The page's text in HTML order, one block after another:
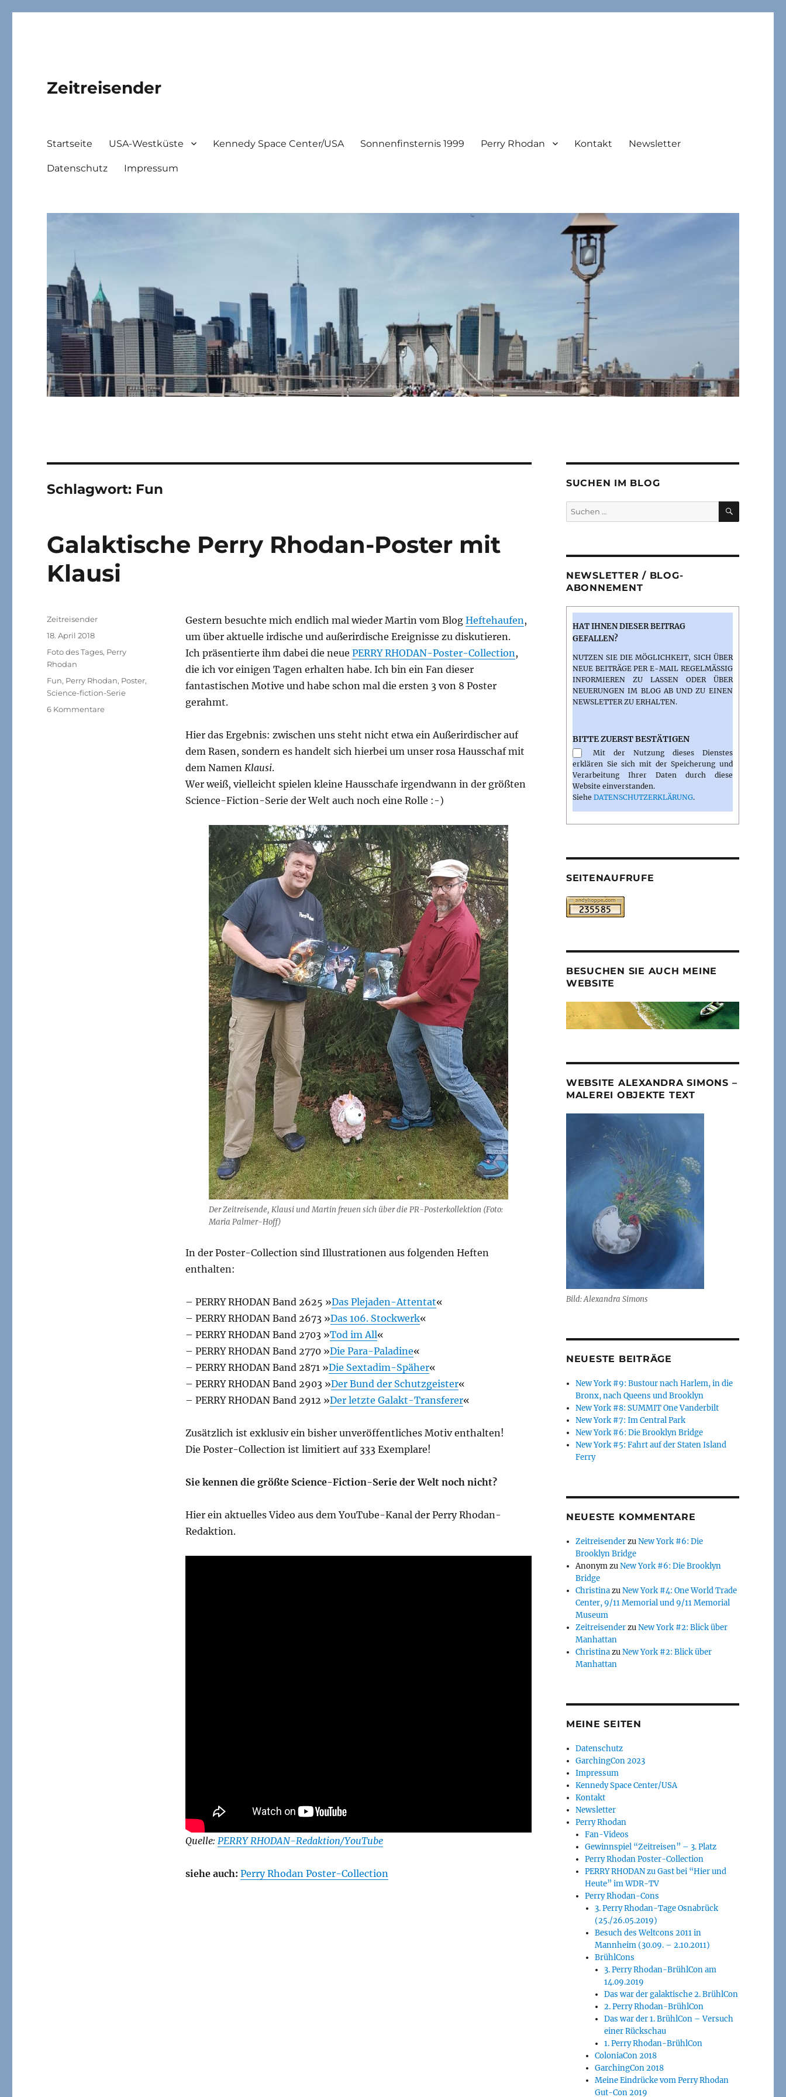
Zeitreisender
Startseite USA-Westküste Kennedy Space Center/USA Sonnenfinsternis 1999 Perry Rhodan Kontakt Newsletter
Datenschutz Impressum
Schlagwort: Fun
Galaktische Perry Rhodan-Poster mit
Klausi
Gestern besuchte mich endlich mal wieder Martin vom Blog Heftehaufen ,
um über aktuelle irdische und außerirdische Ereignisse zu diskutieren.
Ich präsentierte ihm dabei die neue PERRY RHODAN-Poster-Collection ,
die ich vor einigen Tagen erhalten habe. Ich bin ein Fan dieser
fantastischen Motive und habe schon mal die ersten 3 von 8 Poster
gerahmt.
Hier das Ergebnis: zwischen uns steht nicht etwa ein Außerirdischer auf
dem Rasen, sondern es handelt sich hierbei um unser rosa Hausschaf mit
dem Namen Klausi.
Wer weiß, vielleicht spielen kleine Hausschafe irgendwann in der größten
Science-Fiction-Serie der Welt auch noch eine Rolle :-)
Der Zeitreisende, Klausi und Martin freuen sich über die PR-Posterkollektion (Foto:
Maria Palmer-Hoff)
In der Poster-Collection sind Illustrationen aus folgenden Heften
enthalten:
– PERRY RHODAN Band 2625 »Das Plejaden-Attentat«
– PERRY RHODAN Band 2673 »Das 106. Stockwerk«
– PERRY RHODAN Band 2703 »Tod im All«
– PERRY RHODAN Band 2770 »Die Para-Paladine«
– PERRY RHODAN Band 2871 »Die Sextadim-Späher«
– PERRY RHODAN Band 2903 »Der Bund der Schutzgeister«
– PERRY RHODAN Band 2912 »Der letzte Galakt-Transferer«
Zusätzlich ist exklusiv ein bisher unveröffentliches Motiv enthalten!
Die Poster-Collection ist limitiert auf 333 Exemplare!
Sie kennen die größte Science-Fiction-Serie der Welt noch nicht?
Hier ein aktuelles Video aus dem YouTube-Kanal der Perry Rhodan-
Redaktion.
Quelle: PERRY RHODAN-Redaktion/YouTube
siehe auch: Perry Rhodan Poster-Collection
Autor
Zeitreisender
Veröffentlicht
18. April 2018
Kategorien
Foto des Tages, Perry
Rhodan
Schlagwörter
Fun, Perry Rhodan, Poster,
Science-fiction-Serie
6 Kommentarezu
SUCHEN IM BLOG
Suchen
nach:
SUCHEN
NEWSLETTER / BLOG-
ABONNEMENT
HAT IHNEN DIESER BEITRAG
GEFALLEN?
NUTZEN SIE DIE MÖGLICHKEIT, SICH ÜBER
NEUE BEITRÄGE PER E-MAIL REGELMÄSSIG I
NFORMIEREN ZU LASSEN ODER ÜBER N
EUERUNGEN IM BLOG AB UND ZU EINEN N
EWSLETTER ZU ERHALTEN.
BITTE ZUERST BESTÄTIGEN
Mit der Nutzung dieses Dienstes
erklären Sie sich mit der Speicherung und
Verarbeitung Ihrer Daten durch diese
Website einverstanden.
Siehe DATENSCHUTZERKLÄRUNG.
SEITENAUFRUFE
BESUCHEN SIE AUCH MEINE
WEBSITE
WEBSITE ALEXANDRA SIMONS –
MALEREI OBJEKTE TEXT
Bild: Alexandra Simons
NEUESTE BEITRÄGE
New York #9: Bustour nach Harlem, in die
Bronx, nach Queens und Brooklyn
New York #8: SUMMIT One Vanderbilt
New York #7: Im Central Park
New York #6: Die Brooklyn Bridge
New York #5: Fahrt auf der Staten Island
Ferry
NEUESTE KOMMENTARE
ZeitreisenderzuNew York #6: Die
Brooklyn Bridge
AnonymzuNew York #6: Die Brooklyn
Bridge
ChristinazuNew York #4: One World Trade
Center, 9/11 Memorial und 9/11 Memorial
Museum
ZeitreisenderzuNew York #2: Blick über
Manhattan
ChristinazuNew York #2: Blick über
Manhattan
MEINE SEITEN
Datenschutz
GarchingCon 2023
Impressum
Kennedy Space Center/USA
Kontakt
Newsletter
Perry Rhodan
Fan-Videos
Gewinnspiel “Zeitreisen” – 3. Platz
Perry Rhodan Poster-Collection
PERRY RHODAN zu Gast bei “Hier und
Heute” im WDR-TV
Perry Rhodan-Cons
3. Perry Rhodan-Tage Osnabrück
(25./26.05.2019)
Besuch des Weltcons 2011 in
Mannheim (30.09. – 2.10.2011)
BrühlCons
3. Perry Rhodan-BrühlCon am
14.09.2019
Das war der galaktische 2. BrühlCon
2. Perry Rhodan-BrühlCon
Das war der 1. BrühlCon – Versuch
einer Rückschau
1. Perry Rhodan-BrühlCon
ColoniaCon 2018
GarchingCon 2018
Meine Eindrücke vom Perry Rhodan
Gut-Con 2019